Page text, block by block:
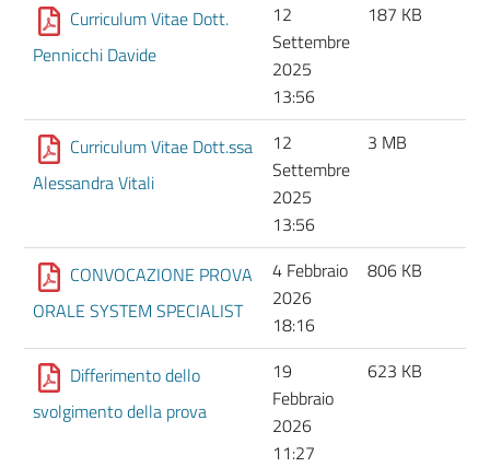
Curriculum Vitae Dott.
Pennicchi Davide
12
Settembre
2025
13:56
187 KB
Curriculum Vitae Dott.ssa
Alessandra Vitali
12
Settembre
2025
13:56
3 MB
CONVOCAZIONE PROVA
ORALE SYSTEM SPECIALIST
4 Febbraio
2026
18:16
806 KB
Differimento dello
svolgimento della prova
19
Febbraio
2026
11:27
623 KB